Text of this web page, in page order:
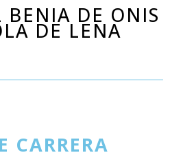
BENIA DE ONIS
DE LENA
CARRERA